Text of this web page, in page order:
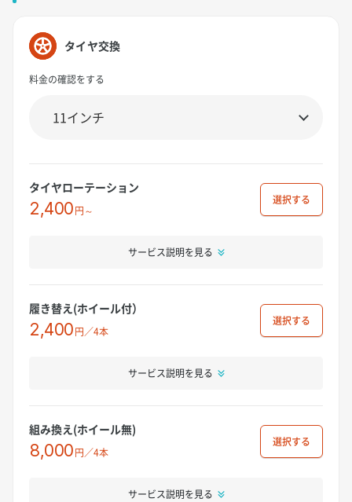
タイヤ交換
料金の確認をする
タイヤローテーション
2,400円～
選択
サービス説明を見る
履き替え(ホイール付）
2,400円／4本
選択
サービス説明を見る
組み換え(ホイール無)
8,000円／4本
選択
サービス説明を見る